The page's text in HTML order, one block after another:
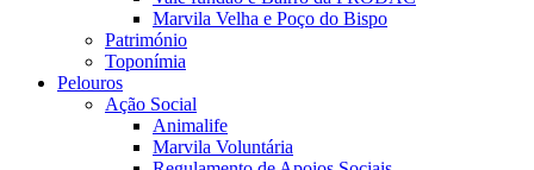
Marvila Velha e Poço do Bispo
Património
Toponímia
Pelouros
Ação Social
Animalife
Marvila Voluntária